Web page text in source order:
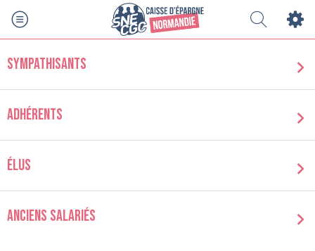
Sympathisants
ADHÉRENTS
élus
Anciens salariés